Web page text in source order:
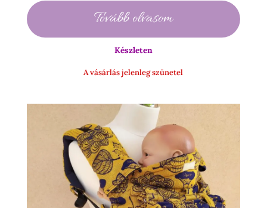
is:
900 Ft.
Tovább olvasom
Készleten
A vásárlás jelenleg szünetel